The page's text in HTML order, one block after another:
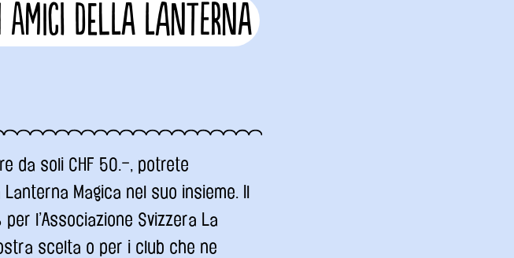
DELLA LANTERNA
da soli CHF 50.–, potrete
Magica nel suo insieme. Il
l’Associazione Svizzera La
scelta o per i club che ne